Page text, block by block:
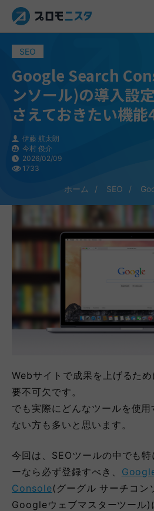
SEO
Google Search
ンソール)の導入設
さえておきたい機能
伊藤 航太朗
今村 俊介
2026/02/09
1733
ホーム SEO
Webサイトで成果を上げるた
要不可欠です。
でも実際にどんなツールを使
ない方も多いと思います。
今回は、SEOツールの中でも
ーなら必ず登録すべき、
Console(グーグル サーチコ
Googleウェブマスターツール)